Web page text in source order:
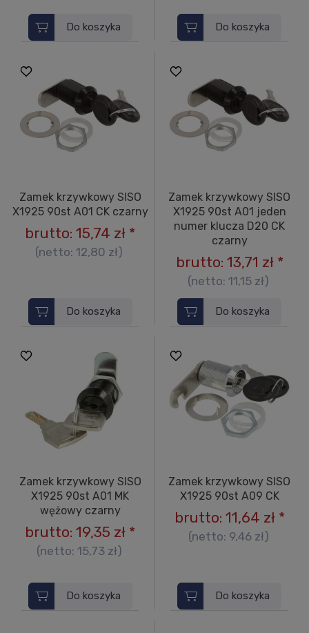
Do koszyka Do koszyka
Zamek krzywkowy SISO
X1925 90st A01 CK czarny
brutto: 15,74 zł *
(netto: 12,80 zł)
Do koszyka
Zamek krzywkowy SISO
X1925 90st A01 jeden
numer klucza D20 CK
czarny
brutto: 13,71 zł*
(netto: 11,15 zł)
Do koszyka
Zamek krzywkowy SISO
X1925 90st A01 MK
wężowy czarny
brutto: 19,35 zł *
(netto: 15,73 zł)
Do koszyka
Zamek krzywkowy SISO
X1925 90st A09 CK
brutto: 11,64 zł*
(netto: 9,46 zł)
Do koszyka